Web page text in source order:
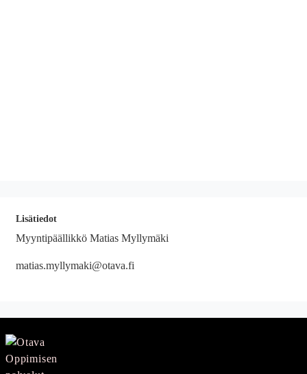
Lisätiedot
Myyntipäällikkö Matias Myllymäki
matias.myllymaki@otava.fi